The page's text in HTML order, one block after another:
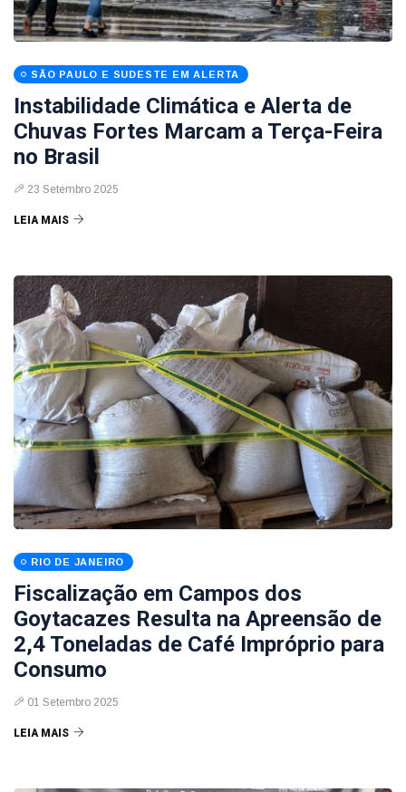
SÃO PAULO E SUDESTE EM ALERTA
Instabilidade Climática e Alerta de
Chuvas Fortes Marcam a Terça-Feira
no Brasil
23 Setembro 2025
LEIA MAIS
RIO DE JANEIRO
Fiscalização em Campos dos
Goytacazes Resulta na Apreensão de
2,4 Toneladas de Café Impróprio para
Consumo
01 Setembro 2025
LEIA MAIS